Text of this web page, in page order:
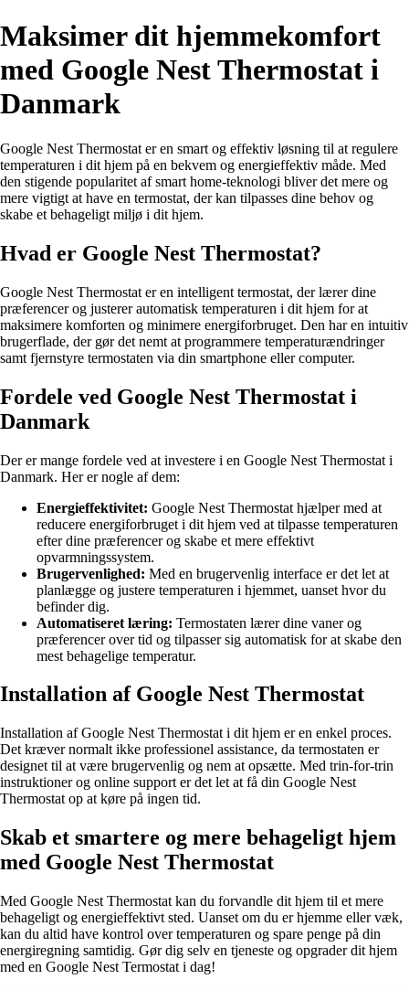
Maksimer dit hjemmekomfort
med Google Nest Thermostat i
Danmark
Google Nest Thermostat er en smart og effektiv løsning til at regulere
temperaturen i dit hjem på en bekvem og energieffektiv måde. Med
den stigende popularitet af smart home-teknologi bliver det mere og
mere vigtigt at have en termostat, der kan tilpasses dine behov og
skabe et behageligt miljø i dit hjem.
Hvad er Google Nest Thermostat?
Google Nest Thermostat er en intelligent termostat, der lærer dine
præferencer og justerer automatisk temperaturen i dit hjem for at
maksimere komforten og minimere energiforbruget. Den har en intuitiv
brugerflade, der gør det nemt at programmere temperaturændringer
samt fjernstyre termostaten via din smartphone eller computer.
Fordele ved Google Nest Thermostat i
Danmark
Der er mange fordele ved at investere i en Google Nest Thermostat i
Danmark. Her er nogle af dem:
Energieffektivitet: Google Nest Thermostat hjælper med at
reducere energiforbruget i dit hjem ved at tilpasse temperaturen
efter dine præferencer og skabe et mere effektivt
opvarmningssystem.
Brugervenlighed: Med en brugervenlig interface er det let at
planlægge og justere temperaturen i hjemmet, uanset hvor du
befinder dig.
Automatiseret læring: Termostaten lærer dine vaner og
præferencer over tid og tilpasser sig automatisk for at skabe den
mest behagelige temperatur.
Installation af Google Nest Thermostat
Installation af Google Nest Thermostat i dit hjem er en enkel proces.
Det kræver normalt ikke professionel assistance, da termostaten er
designet til at være brugervenlig og nem at opsætte. Med trin-for-trin
instruktioner og online support er det let at få din Google Nest
Thermostat op at køre på ingen tid.
Skab et smartere og mere behageligt hjem
med Google Nest Thermostat
Med Google Nest Thermostat kan du forvandle dit hjem til et mere
behageligt og energieffektivt sted. Uanset om du er hjemme eller væk,
kan du altid have kontrol over temperaturen og spare penge på din
energiregning samtidig. Gør dig selv en tjeneste og opgrader dit hjem
med en Google Nest Termostat i dag!